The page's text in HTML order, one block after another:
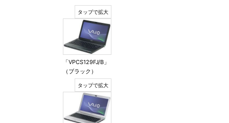
「VPCS129FJ/B」
（ブラック）